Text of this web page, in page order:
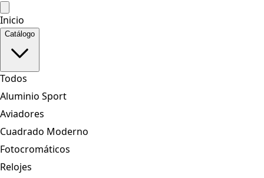
Inicio
Catálogo
Todos
Aluminio Sport
Aviadores
Cuadrado Moderno
Fotocromáticos
Relojes